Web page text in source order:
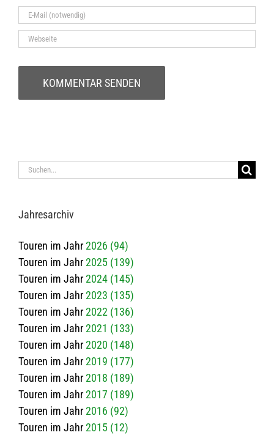
Suche
Jah­res­ar­chiv
Touren im Jahr2026 (94)
Touren im Jahr2025 (139)
Touren im Jahr2024 (145)
Touren im Jahr2023 (135)
Touren im Jahr2022 (136)
Touren im Jahr2021 (133)
Touren im Jahr2020 (148)
Touren im Jahr2019 (177)
Touren im Jahr2018 (189)
Touren im Jahr2017 (189)
Touren im Jahr2016 (92)
Touren im Jahr2015 (12)